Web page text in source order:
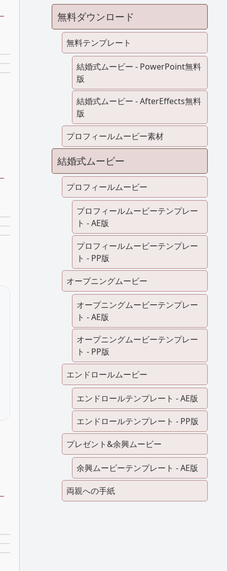
無料ダウンロード
無料テンプレート
結婚式ムービー - PowerPoint無料
版
結婚式ムービー - AfterEffects無料
版
プロフィールムービー素材
結婚式ムービー
プロフィールムービー
プロフィールムービーテンプレー
ト - AE版
プロフィールムービーテンプレー
ト - PP版
オープニングムービー
オープニングムービーテンプレー
ト - AE版
オープニングムービーテンプレー
ト - PP版
エンドロールムービー
エンドロールテンプレート - AE版
エンドロールテンプレート - PP版
プレゼント&余興ムービー
余興ムービーテンプレート - AE版
両親への手紙